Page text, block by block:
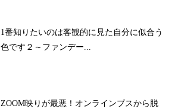
1番知りたいのは客観的に見た自分に似合う
色です２～ファンデー...
ZOOM映りが最悪！オンラインブスから脱